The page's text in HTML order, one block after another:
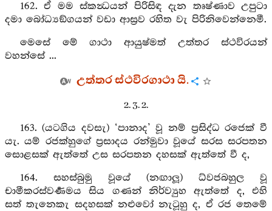
162. ඒ මම ස්කන්‍ධයන් පිරිසිඳ දැන තෘෂ්ණාව උපුටා
දමා බෝධ්‍යඞ්ගයන් වඩා ආස්‍රව රහිත වැ පිරිනිවෙන්නෙමී.
මෙසේ මේ ගාථා ආයුෂ්මත් උත්තර ස්ථවිරයන්
වහන්සේ ...
උත්තර ස්ථවිරගාථා යි.
2. 3. 2.
163. (යටගිය දවසැ) ‘පානාද’ වූ නම් ප්‍රසිද්ධ රජෙක් වී
යැ. යම් රජක්හුගේ ප්‍රසාදය රන්මුවා වූයේ සරස සරපතන
සොළසක් ඇත්තේ උස සරපතන දහසක් ඇත්තේ වී ද,
164. සහස්බුමු වූයේ (නඟාලූ) ධ්වජබහුල වූ
චාමීකරස්වර්‍ණමය සිය ගණන් නිර්ව්‍යුහ ඇත්තේ ද, එහි
සත් තැනෙකැ සදහසක් නළුවෝ නැටූහු ද, ඒ රජ තෙමේ